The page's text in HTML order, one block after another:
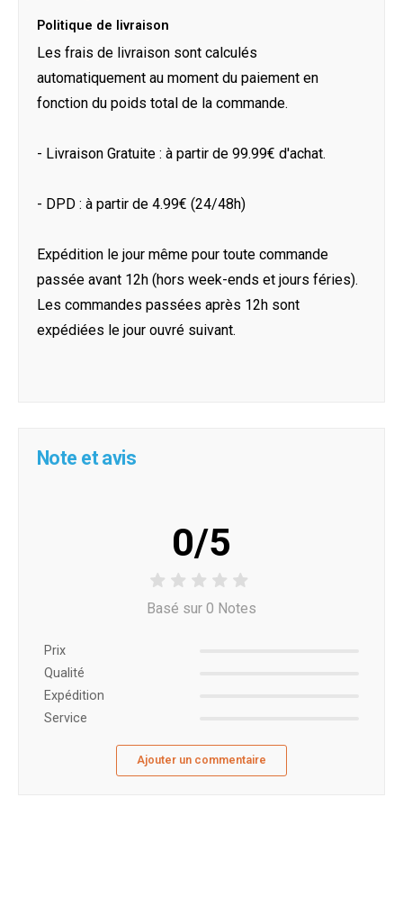
Politique de livraison
Les frais de livraison sont calculés
automatiquement au moment du paiement en
fonction du poids total de la commande.
- Livraison Gratuite : à partir de 99.99€ d'achat.
- DPD : à partir de 4.99€ (24/48h)
Expédition le jour même pour toute commande
passée avant 12h (hors week-ends et jours féries).
Les commandes passées après 12h sont
expédiées le jour ouvré suivant.
Note et avis
0/5
Basé sur 0 Notes
Prix ​​
Qualité
Expédition
Service
Ajouter un commentaire